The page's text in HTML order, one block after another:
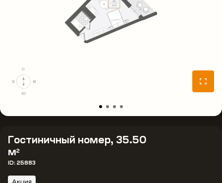
Гостиничный номер, 35.50
м2
ID: 25883
С
В
Ю
З